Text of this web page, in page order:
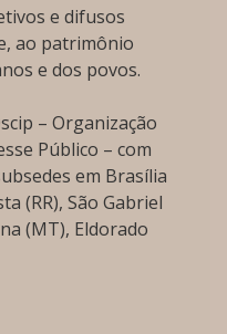
e difusos
ao patrimônio
e dos povos.
– Organização
Público – com
em Brasília
(RR), São Gabriel
(MT), Eldorado